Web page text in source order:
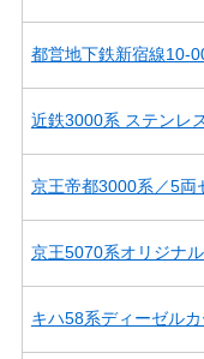
都営地下鉄新宿線10-
近鉄3000系 ステンレ
京王帝都3000系／5両
京王5070系オリジナ
キハ58系ディーゼル